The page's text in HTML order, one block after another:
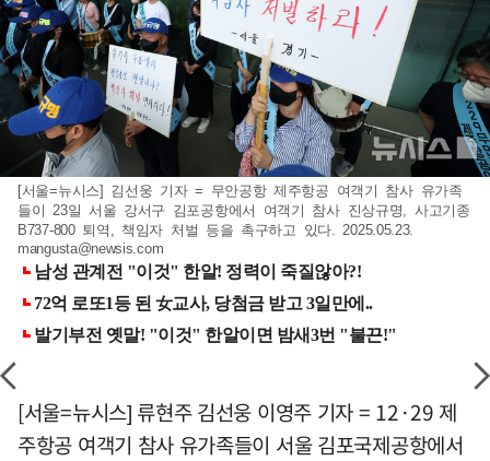
[서울=뉴시스] 김선웅 기자 = 무안공항 제주항공 여객기 참사 유가족
들이 23일 서울 강서구 김포공항에서 여객기 참사 진상규명, 사고기종
B737-800 퇴역, 책임자 처벌 등을 촉구하고 있다. 2025.05.23.
mangusta@newsis.com
[서울=뉴시스] 류현주 김선웅 이영주 기자 = 12·29 제
주항공 여객기 참사 유가족들이 서울 김포국제공항에서